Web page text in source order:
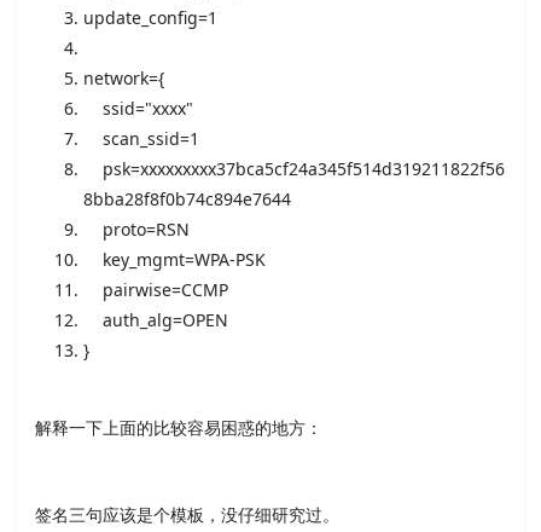
update_config=1
network={
ssid="xxxx"
scan_ssid=1
psk=xxxxxxxxx37bca5cf24a345f514d319211822f56
8bba28f8f0b74c894e7644
proto=RSN
key_mgmt=WPA-PSK
pairwise=CCMP
auth_alg=OPEN
}
解释一下上面的比较容易困惑的地方：
签名三句应该是个模板，没仔细研究过。